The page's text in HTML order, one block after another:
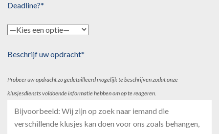
Deadline?*
Beschrijf uw opdracht*
Probeer uw opdracht zo gedetailleerd mogelijk te beschrijven zodat onze
klusjesdiensts voldoende informatie hebben om op te reageren.